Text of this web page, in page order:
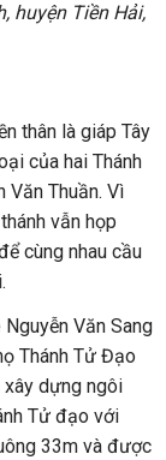
huyện Tiền Hải,
thân là giáp Tây
của hai Thánh
Thuần. Vì
vẫn họp
cùng nhau cầu
Văn Sang
Thánh Tử Đạo
xây dựng ngôi
Tử đạo với
33m và được